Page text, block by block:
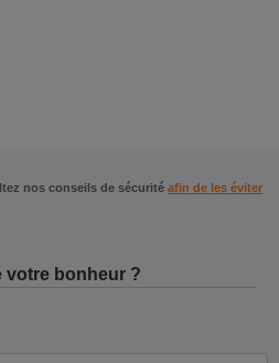
nos conseils de sécurité afin de les éviter
votre bonheur ?